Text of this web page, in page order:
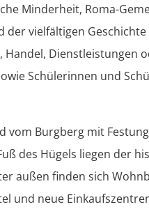
Minderheit, Roma-
der vielfältigen
Handel, Dienstleistungen
Schülerinnen und
vom Burgberg mit
des Hügels liegen der
außen finden sich
und neue